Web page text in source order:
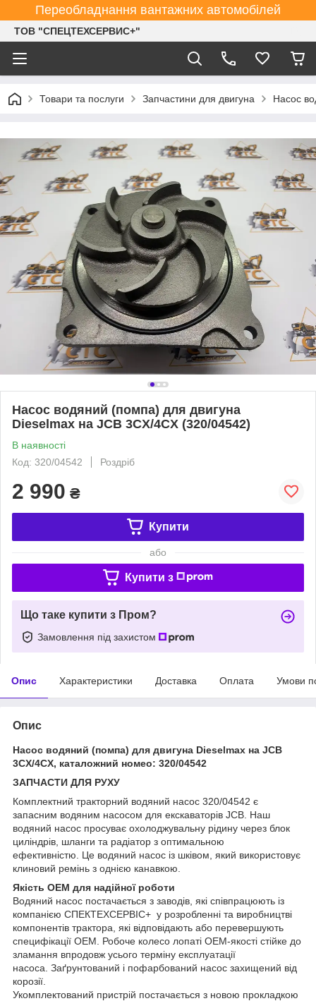
Переобладнання вантажних автомобілей
ТОВ "СПЕЦТЕХСЕРВИС+"
Товари та послуги Запчастини для двигуна Насос
Насос водяний (помпа) для двигуна
Dieselmax на JCB 3CX/4CX (320/04542)
В наявності
Код: 320/04542
Роздріб
2 990 ₴
Купити
або
Купити з
Що таке купити з Пром?
Замовлення під захистом
Опис Характеристики Доставка Оплата Умови
Опис
Насос водяний (помпа) для двигуна Dieselmax на JCB
3CX/4CX, каталожний номео: 320/04542
ЗАПЧАСТИ ДЛЯ РУХУ
Комплектний тракторний водяний насос 320/04542 є
запасним водяним насосом для екскаваторів JCB. Наш
водяний насос просуває охолоджувальну рідину через блок
циліндрів, шланги та радіатор з оптимальною
ефективністю. Це водяний насос із шківом, який використовує
клиновий ремінь з однією канавкою.
Якість OEM для надійної роботи
Водяний насос постачається з заводів, які співпрацюють із
компанією СПЕКТЕХСЕРВІС+ у розробленні та виробництві
компонентів трактора, які відповідають або перевершують
специфікації OEM. Робоче колесо лопаті OEM-якості стійке до
зламання впродовж усього терміну експлуатації
насоса. Заґрунтований і пофарбований насос захищений від
корозії.
Укомплектований пристрій постачається з новою прокладкою